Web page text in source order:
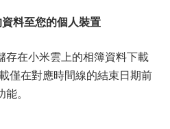
料至您的個人裝置
存在小米雲上的相簿資料下載
僅在對應時間線的結束日期前
。